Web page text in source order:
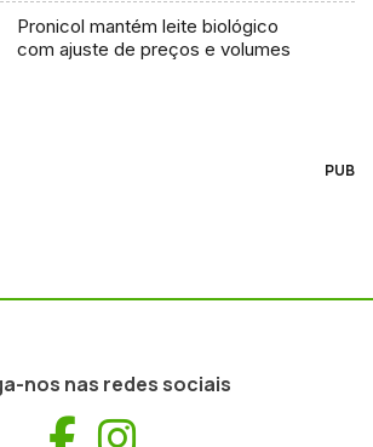
Pronicol mantém leite biológico
com ajuste de preços e volumes
PUB
nos nas redes sociais